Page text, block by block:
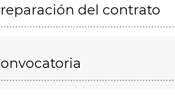
del contrato